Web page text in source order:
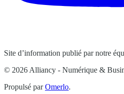
Site d’information publié par notre
© 2026 Alliancy - Numérique &
Propulsé parOmerlo.